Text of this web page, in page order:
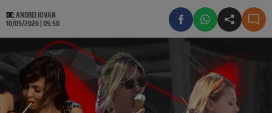
DE:ANDREI IOVAN
10/05/2026 | 05:50